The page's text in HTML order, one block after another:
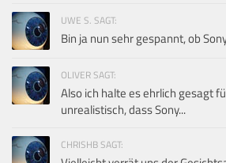
UWE S. SAGT:
Bin ja nun sehr gespannt, ob
OLIVER SAGT:
Also ich halte es ehrlich gesagt
unrealistisch, dass Sony...
CHRISHB SAGT: